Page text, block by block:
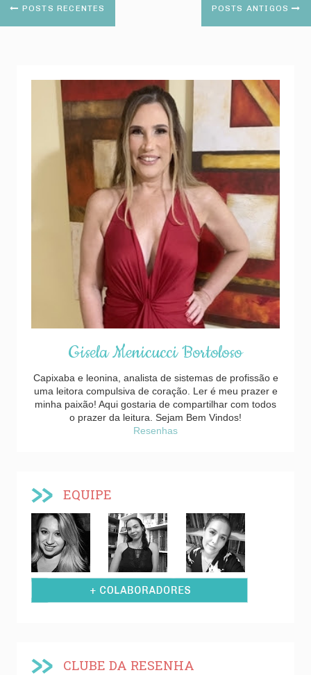
POSTS RECENTES POSTS ANTIGOS
Gisela Menicucci Bortoloso
Capixaba e leonina, analista de sistemas de profissão e
uma leitora compulsiva de coração. Ler é meu prazer e
minha paixão! Aqui gostaria de compartilhar com todos
o prazer da leitura. Sejam Bem Vindos!
Resenhas
EQUIPE
CLUBE DA RESENHA